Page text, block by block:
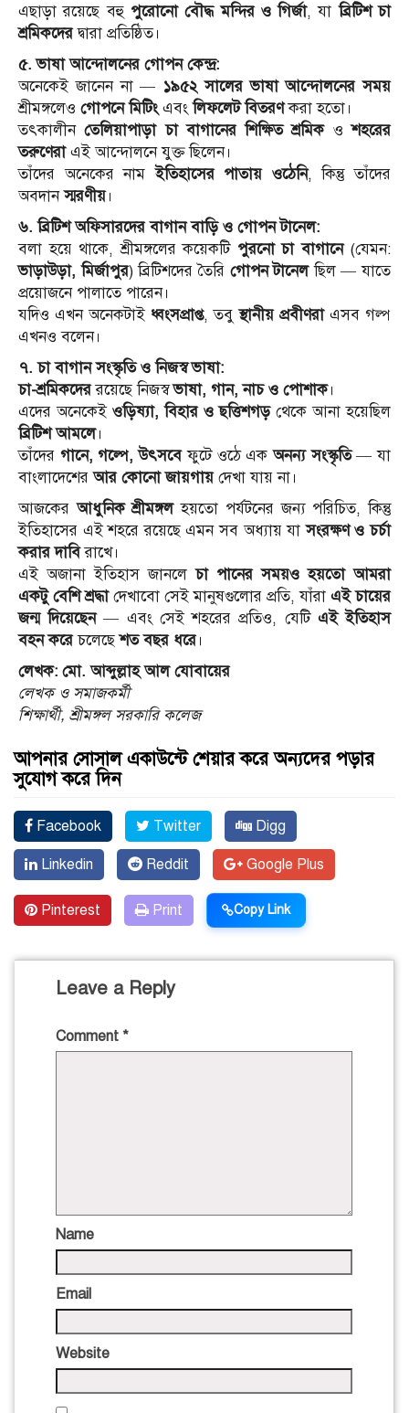
এছাড়া রয়েছে বহু পুরোনো বৌদ্ধ মন্দির ও গির্জা, যাব্রিটিশ চা
শ্রমিকদেরদ্বারা প্রতিষ্ঠিত।
৫. ভাষা আন্দোলনের গোপন কেন্দ্র:
অনেকেই জানেন না — ১৯৫২ সালের ভাষা আন্দোলনের সময়
শ্রীমঙ্গলেও গোপনে মিটিংএবংলিফলেট বিতরণকরা হতো।
তৎকালীনতেলিয়াপাড়া চা বাগানের শিক্ষিত শ্রমিকওশহরের
তরুণেরাএই আন্দোলনে যুক্ত ছিলেন।
তাঁদের অনেকের নামইতিহাসের পাতায় ওঠেনি, কিন্তু তাঁদের
অবদানস্মরণীয়।
৬. ব্রিটিশ অফিসারদের বাগান বাড়ি ও গোপন টানেল:
বলা হয়ে থাকে, শ্রীমঙ্গলের কয়েকটি পুরনো চা বাগানে(যেমন:
ভাড়াউড়া, মির্জাপুর) ব্রিটিশদের তৈরি গোপন টানেলছিল — যাতে
প্রয়োজনে পালাতে পারেন।
যদিও এখন অনেকটাই ধ্বংসপ্রাপ্ত, তবুস্থানীয় প্রবীণরাএসব গল্প
এখনও বলেন।
৭. চা বাগান সংস্কৃতি ও নিজস্ব ভাষা:
চা-শ্রমিকদেররয়েছে নিজস্বভাষা, গান, নাচ ও পোশাক।
এদের অনেকেই ওড়িষ্যা, বিহার ও ছত্তিশগড়থেকে আনা হয়েছিল
ব্রিটিশ আমলে।
তাঁদের গানে, গল্পে, উৎসবেফুটে ওঠে একঅনন্য সংস্কৃতি— যা
বাংলাদেশেরআর কোনো জায়গায়দেখা যায় না।
আজকেরআধুনিক শ্রীমঙ্গলহয়তো পর্যটনের জন্য পরিচিত, কিন্তু
ইতিহাসের এই শহরে রয়েছে এমন সব অধ্যায় যাসংরক্ষণ ও চর্চা
করার দাবিরাখে।
এই অজানা ইতিহাস জানলেচা পানের সময়ও হয়তো আমরা
একটু বেশি শ্রদ্ধাদেখাবো সেই মানুষগুলোর প্রতি, যাঁরা এই চায়ের
জন্ম দিয়েছেন— এবং সেই শহরের প্রতিও, যেটি এই ইতিহাস
বহন করেচলেছেশত বছর ধরে।
লেখক: মো. আব্দুল্লাহ আল যোবায়ের
লেখক ও সমাজকর্মী
শিক্ষার্থী, শ্রীমঙ্গল সরকারি কলেজ
আপনার সোসাল একাউন্টে শেয়ার করে অন্যদের পড়ার
সুযোগ করে দিন
Facebook Twitter Digg
Linkedin Reddit Google Plus
Pinterest Print Copy Link
Leave a Reply
Comment *
Name
Email
Website